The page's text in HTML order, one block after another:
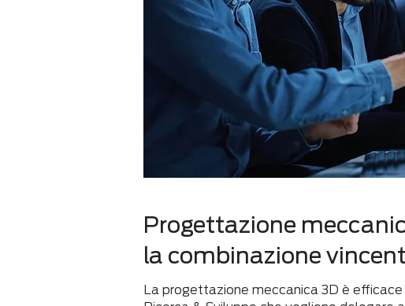
Progettazione
la combinazione
La progettazione meccanica 3D è